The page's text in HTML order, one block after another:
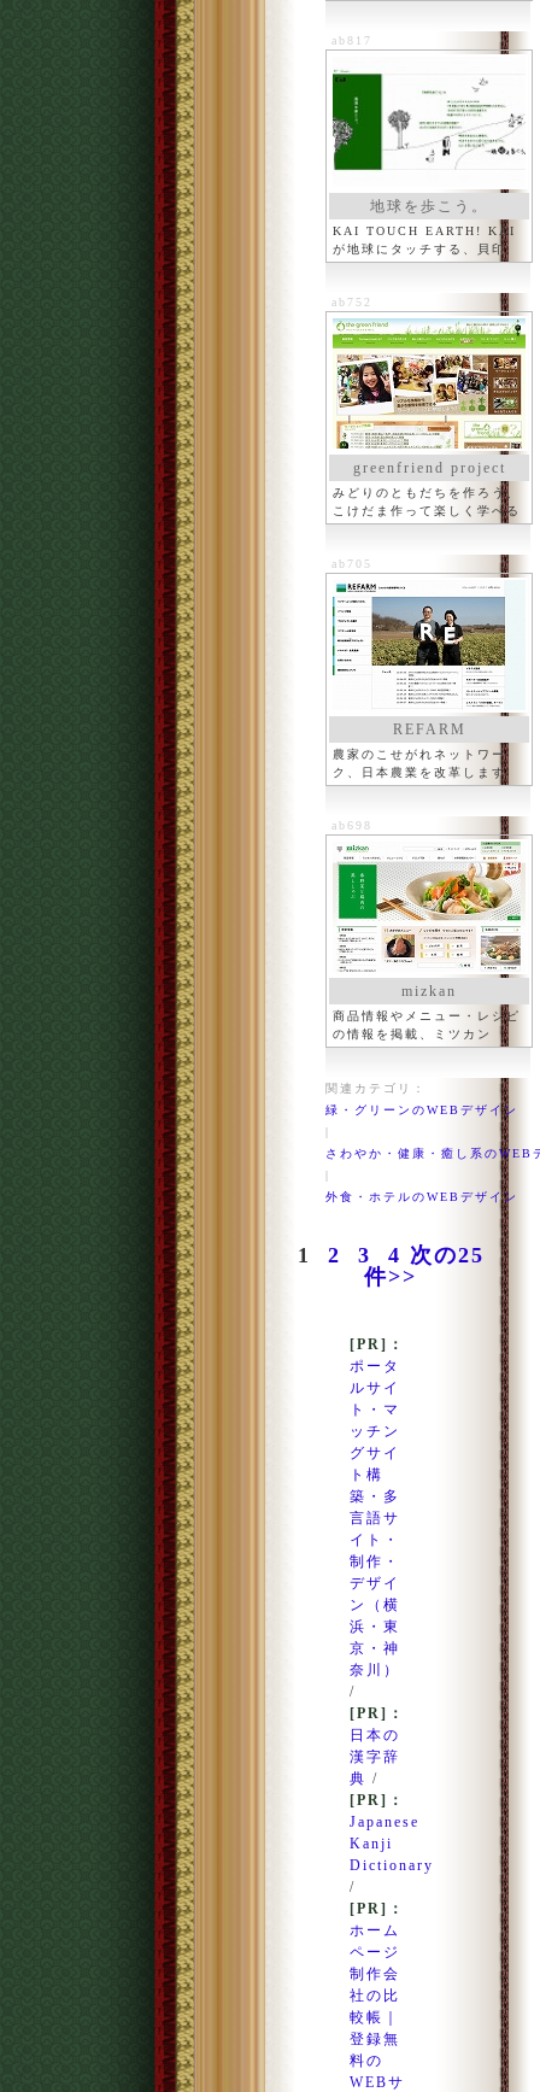
ab817
地球を歩こう。
KAI TOUCH EARTH! KAI
が地球にタッチする、貝印
ab752
greenfriend project
みどりのともだちを作ろう、
こけだま作って楽しく学べる
ab705
REFARM
農家のこせがれネットワー
ク、日本農業を改革します
ab698
mizkan
商品情報やメニュー・レシピ
の情報を掲載、ミツカン
関連カテゴリ：
緑・グリーンのWEBデザイン
|
さわやか・健康・癒し系のWEB
|
外食・ホテルのWEBデザイン
1 2 3 4 次の25
件>>
[PR]：
ポータ
ルサイ
ト・マ
ッチン
グサイ
ト構
築・多
言語サ
イト・
制作・
デザイ
ン（横
浜・東
京・神
奈川）
/
[PR]：
日本の
漢字辞
典 /
[PR]：
Japanese
Kanji
Dictionary
/
[PR]：
ホーム
ページ
制作会
社の比
較帳｜
登録無
料の
WEBサ